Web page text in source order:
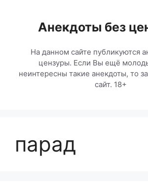
содержимомуАнекдоты без
На данном сайте публикуются
цензуры. Если Вы ещё
неинтересны такие анекдоты, то
сайт. 18+
парад